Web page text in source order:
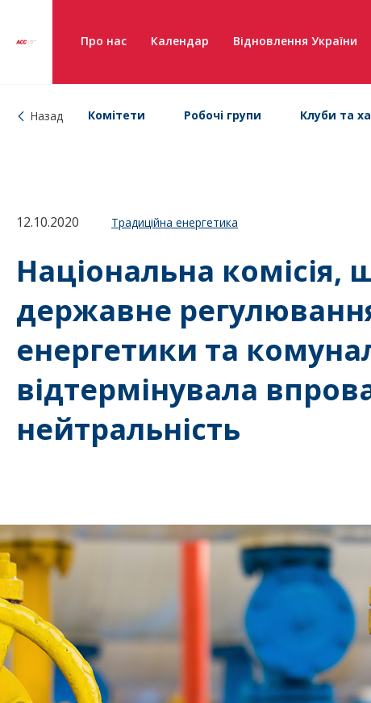
Про нас Календар Відновлення України
Назад Комітети Робочі групи Клуби та
12.10.2020 Традиційна енергетика
Національна комісія,
державне
енергетики та
відтермінувала
нейтральність